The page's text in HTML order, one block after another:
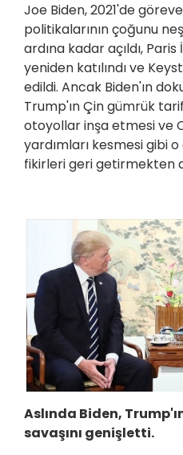
Joe Biden, 2021'de
politikalarının çoğunu
ardına kadar açıldı,
yeniden katılındı ve
edildi. Ancak Biden'ın
Trump'ın Çin gümrük
otoyollar inşa etmesi ve
yardımları kesmesi gibi
fikirleri geri getirmekten
Aslında Biden,
savaşını genişletti.